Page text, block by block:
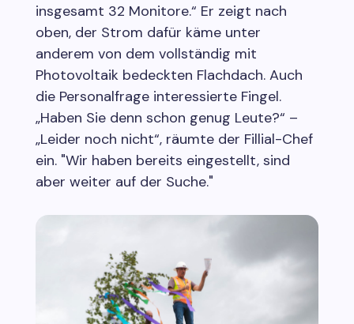
insgesamt 32 Monitore.“ Er zeigt nach
oben, der Strom dafür käme unter
anderem von dem vollständig mit
Photovoltaik bedeckten Flachdach. Auch
die Personalfrage interessierte Fingel.
„Haben Sie denn schon genug Leute?“ –
„Leider noch nicht“, räumte der Fillial-Chef
ein. "Wir haben bereits eingestellt, sind
aber weiter auf der Suche."